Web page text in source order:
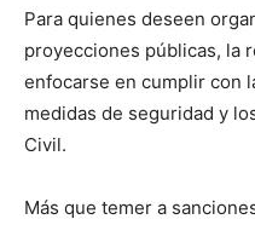
Para quienes deseen
proyecciones públicas, la
enfocarse en cumplir con
medidas de seguridad y
Civil.
Más que temer a